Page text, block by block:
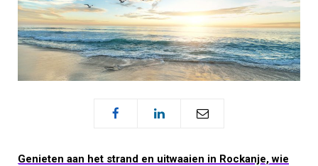
Genieten aan het strand en uitwaaien in Rockanje, wie